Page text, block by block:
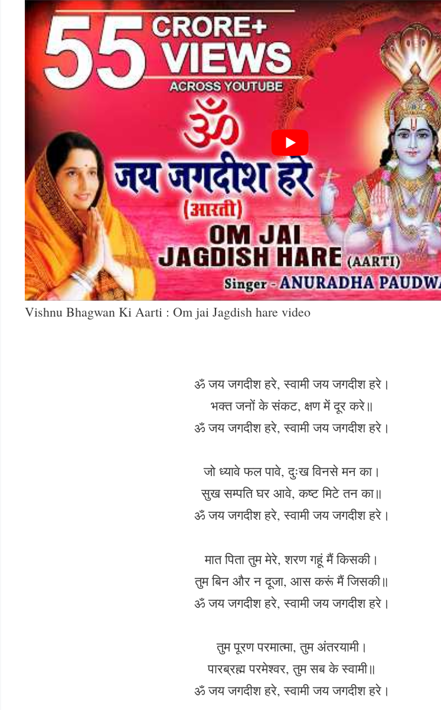
Vishnu Bhagwan Ki Aarti : Om jai Jagdish hare video
ॐ जय जगदीश हरे, स्वामी जय जगदीश हरे।
भक्त जनों के संकट, क्षण में दूर करे॥
ॐ जय जगदीश हरे, स्वामी जय जगदीश हरे।
जो ध्यावे फल पावे, दुःख विनसे मन का।
सुख सम्पति घर आवे, कष्ट मिटे तन का॥
ॐ जय जगदीश हरे, स्वामी जय जगदीश हरे।
मात पिता तुम मेरे, शरण गहूं मैं किसकी।
तुम बिन और न दूजा, आस करूं मैं जिसकी॥
ॐ जय जगदीश हरे, स्वामी जय जगदीश हरे।
तुम पूरण परमात्मा, तुम अंतरयामी।
पारब्रह्म परमेश्वर, तुम सब के स्वामी॥
ॐ जय जगदीश हरे, स्वामी जय जगदीश हरे।